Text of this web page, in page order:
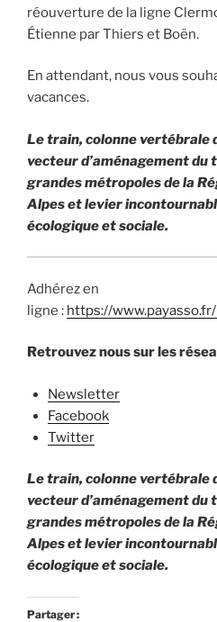
réouverture de la ligne
Étienne par Thiers et Boën.
En attendant, nous vous
vacances.
Le train, colonne vertébrale
vecteur d’aménagement
grandes métropoles de la
Alpes et levier
écologique et sociale.
Adhérez en
ligne : https://
Retrouvez nous sur les
Newsletter
Facebook
Twitter
Le train, colonne vertébrale
vecteur d’aménagement
grandes métropoles de la
Alpes et levier
écologique et sociale.
Partager :